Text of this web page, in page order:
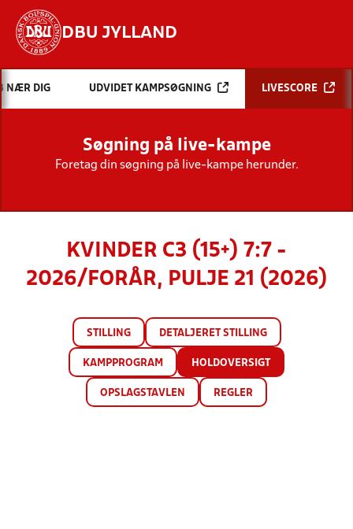
DBU JYLLAND
Hvad vil du søge efter?
INDHOLD OG NYHEDER
STILLINGER, RESULTATER, KLUBBER OG
HOLD
NÆR DIG UDVIDET KAMPSØGNING LIVESCORE
Søgning på live-kampe
Foretag din søgning på live-kampe herunder.
KVINDER C3 (15+) 7:7 -
2026/FORÅR, PULJE 21 (2026)
STILLING DETALJERET STILLING
KAMPPROGRAM HOLDOVERSIGT
OPSLAGSTAVLEN REGLER